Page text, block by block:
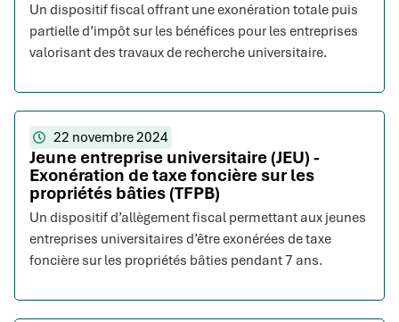
Un dispositif fiscal offrant une exonération totale puis
partielle d’impôt sur les bénéfices pour les entreprises
valorisant des travaux de recherche universitaire.
22 novembre 2024
Jeune entreprise universitaire (JEU) -
Exonération de taxe foncière sur les
propriétés bâties (TFPB)
Un dispositif d’allègement fiscal permettant aux jeunes
entreprises universitaires d’être exonérées de taxe
foncière sur les propriétés bâties pendant 7 ans.